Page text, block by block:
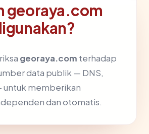
georaya.com
georaya.com terhadap
data publik — DNS,
untuk memberikan
dan otomatis.